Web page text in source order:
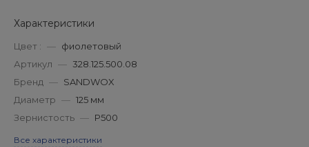
Характеристики
Цвет : — фиолетовый
Артикул — 328.125.500.08
Бренд — SANDWOX
Диаметр — 125 мм
Зернистость — P500
Все характеристики